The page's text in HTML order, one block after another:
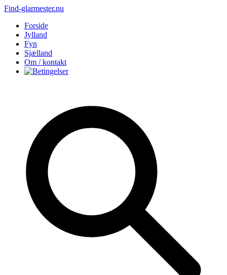
Find-glarmester.nu
Forside
Jylland
Fyn
Sjælland
Om / kontakt